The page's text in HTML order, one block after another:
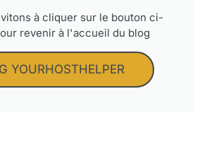
à cliquer sur le bouton ci-
revenir à l'accueil du blog
YOURHOSTHELPER